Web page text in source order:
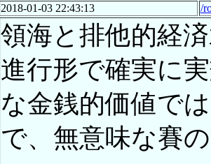
2018-01-03 22:43:13 /
領海と排他的経
進行形で確実に
な金銭的価値で
で、無意味な賽